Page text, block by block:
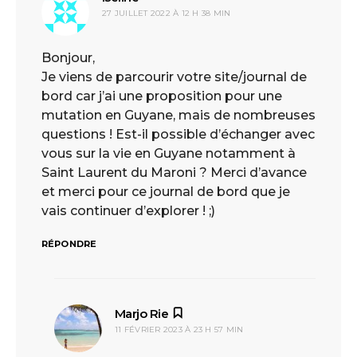
27 JUILLET 2022 À 12 H 38 MIN
Bonjour,
Je viens de parcourir votre site/journal de
bord car j’ai une proposition pour une
mutation en Guyane, mais de nombreuses
questions ! Est-il possible d’échanger avec
vous sur la vie en Guyane notamment à
Saint Laurent du Maroni ? Merci d’avance
et merci pour ce journal de bord que je
vais continuer d’explorer ! ;)
RÉPONDRE
Marjo Rie
11 FÉVRIER 2023 À 23 H 57 MIN